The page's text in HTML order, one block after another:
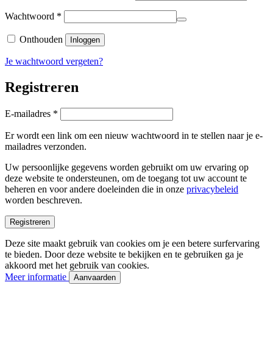
Wachtwoord *
Onthouden Inloggen
Je wachtwoord vergeten?
Registreren
E-mailadres *
Er wordt een link om een nieuw wachtwoord in te stellen naar je e-
mailadres verzonden.
Uw persoonlijke gegevens worden gebruikt om uw ervaring op
deze website te ondersteunen, om de toegang tot uw account te
beheren en voor andere doeleinden die in onze privacybeleid
worden beschreven.
Registreren
Deze site maakt gebruik van cookies om je een betere surfervaring
te bieden. Door deze website te bekijken en te gebruiken ga je
akkoord met het gebruik van cookies.
Meer informatie
Aanvaarden